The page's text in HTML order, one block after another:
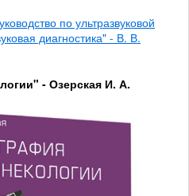
по ультразвуковой
диагностика" - В. В.
- Озерская И. А.